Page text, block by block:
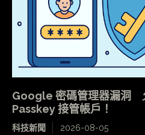
Google 密碼管理器漏洞
Passkey 接管帳戶！
科技新聞 2026-08-05